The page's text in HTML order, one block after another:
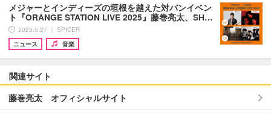
メジャーとインディーズの垣根を越えた対バンイベン
ト『ORANGE STATION LIVE 2025』藤巻亮太、SH…
2025.5.27 ｜ SPICER
ニュース
音楽
関連サイト
藤巻亮太 オフィシャルサイト